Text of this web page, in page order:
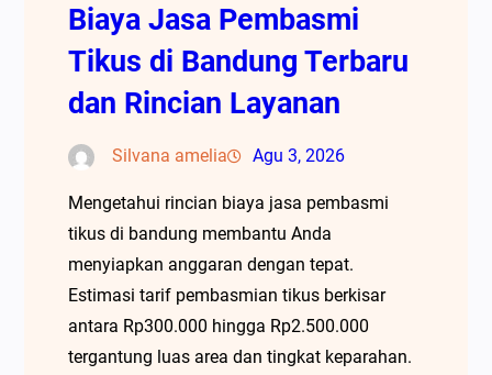
Biaya Jasa Pembasmi
Tikus di Bandung Terbaru
dan Rincian Layanan
Silvana amelia Agu 3, 2026
Mengetahui rincian biaya jasa pembasmi
tikus di bandung membantu Anda
menyiapkan anggaran dengan tepat.
Estimasi tarif pembasmian tikus berkisar
antara Rp300.000 hingga Rp2.500.000
tergantung luas area dan tingkat keparahan.